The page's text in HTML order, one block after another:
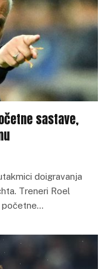
sastave,
doigravanja
Treneri Roel
početne…